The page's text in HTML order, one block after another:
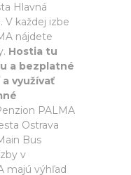
Hlavná
V každej izbe
nájdete
Hostia tu
a bezplatné
využívať
PALMA
Ostrava
Bus
v
majú výhľad